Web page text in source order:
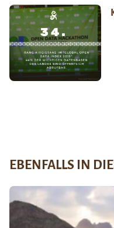
EBENFALLS IN